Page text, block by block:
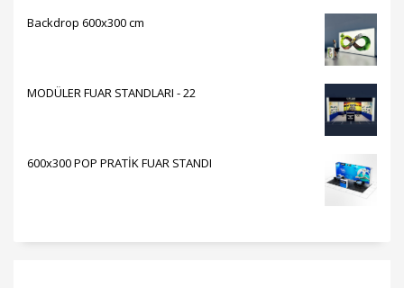
Backdrop 600x300 cm
MODÜLER FUAR STANDLARI - 22
600x300 POP PRATİK FUAR STANDI